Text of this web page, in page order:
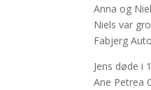
Anna og
Niels var
Fabjerg
Jens døde i
Ane Petrea